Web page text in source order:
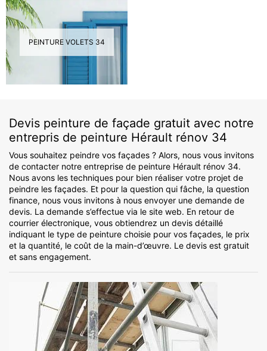
PEINTURE VOLETS 34
Devis peinture de façade gratuit avec notre
entrepris de peinture Hérault rénov 34
Vous souhaitez peindre vos façades ? Alors, nous vous invitons
de contacter notre entreprise de peinture Hérault rénov 34.
Nous avons les techniques pour bien réaliser votre projet de
peindre les façades. Et pour la question qui fâche, la question
finance, nous vous invitons à nous envoyer une demande de
devis. La demande s’effectue via le site web. En retour de
courrier électronique, vous obtiendrez un devis détaillé
indiquant le type de peinture choisie pour vos façades, le prix
et la quantité, le coût de la main-d’œuvre. Le devis est gratuit
et sans engagement.